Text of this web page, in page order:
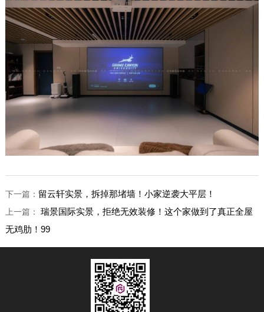
下一篇： 留云轩实景，拆掉那堵墙！小家逆袭大平层！
上一篇：
瑞景国际实景，拒绝无效装修！这个家做到了真正全屋
无鸡肋！99